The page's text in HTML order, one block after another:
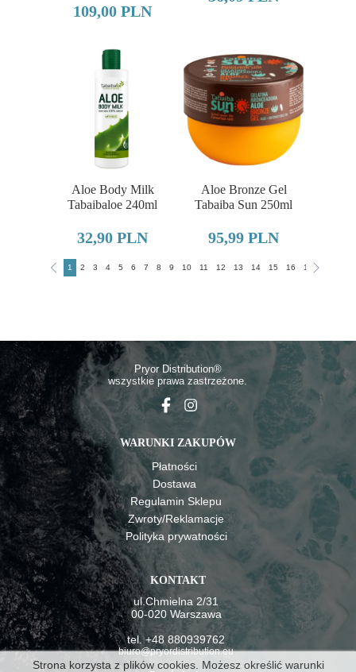
109,00 PLN
Aloe Body Milk
Tabaibaloe 240ml
32,90 PLN
Aloe Bronze Gel
Tabaiba Sun 250ml
95,99 PLN
1 2 3 4 5 6 7 8 9 10 11 12 13 14 15 16 17
Pryor Distribution®
wszystkie prawa zastrzeżone.
WARUNKI ZAKUPÓW
Płatności
Dostawa
Regulamin Sklepu
Zwroty/Reklamacje
Polityka prywatności
KONTAKT
ul.Chmielna 2/31
00-020 Warszawa
tel. +48 880939762
biuro@pryordistribution.eu
Strona korzysta z plików cookies. Możesz określić warunki